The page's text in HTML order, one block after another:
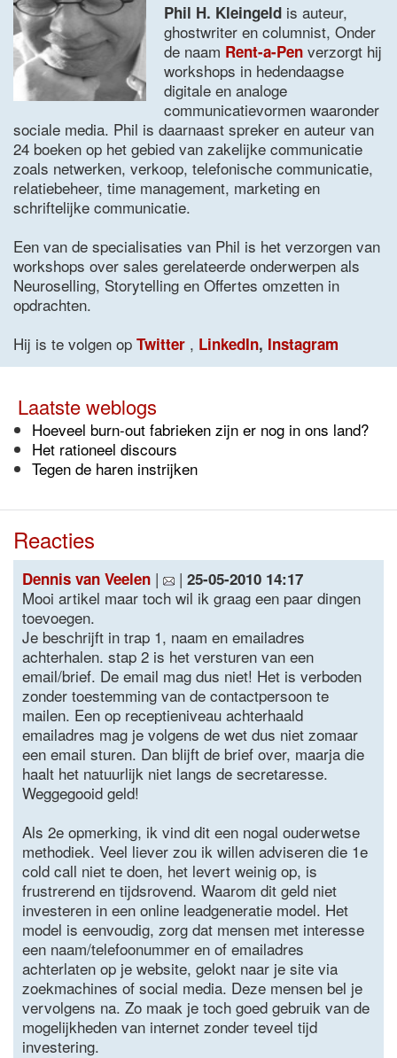
Phil H. Kleingeld is auteur,
ghostwriter en columnist, Onder
de naam Rent-a-Pen verzorgt hij
workshops in hedendaagse
digitale en analoge
communicatievormen waaronder
sociale media. Phil is daarnaast spreker en auteur van
24 boeken op het gebied van zakelijke communicatie
zoals netwerken, verkoop, telefonische communicatie,
relatiebeheer, time management, marketing en
schriftelijke communicatie.
Een van de specialisaties van Phil is het verzorgen van
workshops over sales gerelateerde onderwerpen als
Neuroselling, Storytelling en Offertes omzetten in
opdrachten.
Hij is te volgen op Twitter , LinkedIn, Instagram
Laatste weblogs
Hoeveel burn-out fabrieken zijn er nog in ons land?
Het rationeel discours
Tegen de haren instrijken
Reacties
Dennis van Veelen | | 25-05-2010 14:17
Mooi artikel maar toch wil ik graag een paar dingen
toevoegen.
Je beschrijft in trap 1, naam en emailadres
achterhalen. stap 2 is het versturen van een
email/brief. De email mag dus niet! Het is verboden
zonder toestemming van de contactpersoon te
mailen. Een op receptieniveau achterhaald
emailadres mag je volgens de wet dus niet zomaar
een email sturen. Dan blijft de brief over, maarja die
haalt het natuurlijk niet langs de secretaresse.
Weggegooid geld!
Als 2e opmerking, ik vind dit een nogal ouderwetse
methodiek. Veel liever zou ik willen adviseren die 1e
cold call niet te doen, het levert weinig op, is
frustrerend en tijdsrovend. Waarom dit geld niet
investeren in een online leadgeneratie model. Het
model is eenvoudig, zorg dat mensen met interesse
een naam/telefoonummer en of emailadres
achterlaten op je website, gelokt naar je site via
zoekmachines of social media. Deze mensen bel je
vervolgens na. Zo maak je toch goed gebruik van de
mogelijkheden van internet zonder teveel tijd
investering.